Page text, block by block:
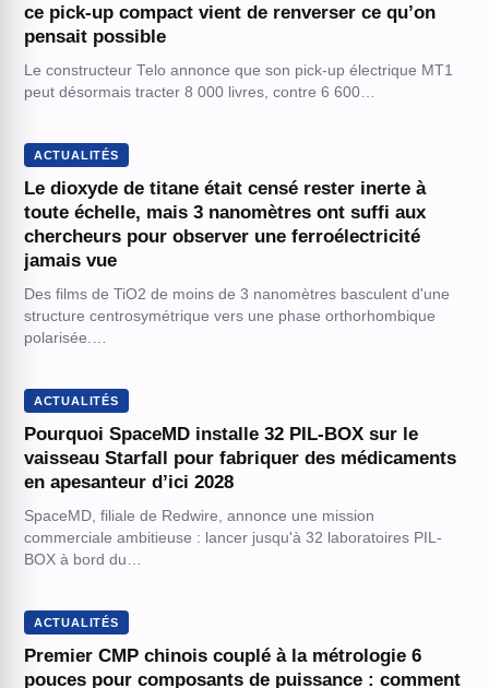
ce pick-up compact vient de renverser ce qu’on
pensait possible
Le constructeur Telo annonce que son pick-up électrique MT1
peut désormais tracter 8 000 livres, contre 6 600…
ACTUALITÉS
Le dioxyde de titane était censé rester inerte à
toute échelle, mais 3 nanomètres ont suffi aux
chercheurs pour observer une ferroélectricité
jamais vue
Des films de TiO2 de moins de 3 nanomètres basculent d'une
structure centrosymétrique vers une phase orthorhombique
polarisée.…
ACTUALITÉS
Pourquoi SpaceMD installe 32 PIL-BOX sur le
vaisseau Starfall pour fabriquer des médicaments
en apesanteur d’ici 2028
SpaceMD, filiale de Redwire, annonce une mission
commerciale ambitieuse : lancer jusqu'à 32 laboratoires PIL-
BOX à bord du…
ACTUALITÉS
Premier CMP chinois couplé à la métrologie 6
pouces pour composants de puissance : comment